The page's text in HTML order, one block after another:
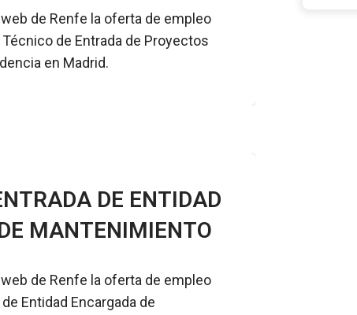
de Renfe la oferta de empleo
de Entrada de Proyectos
en Madrid.
DE ENTIDAD
MANTENIMIENTO
de Renfe la oferta de empleo
Entidad Encargada de